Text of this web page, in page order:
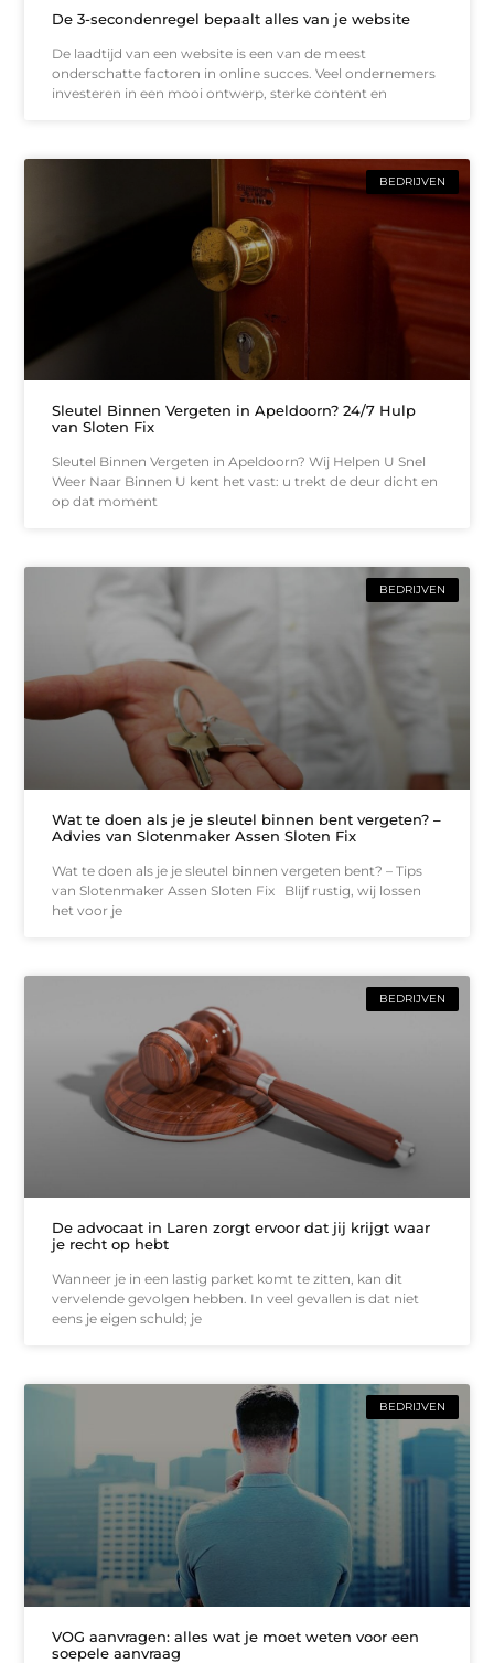
De 3-secondenregel bepaalt alles van je website
De laadtijd van een website is een van de meest
onderschatte factoren in online succes. Veel ondernemers
investeren in een mooi ontwerp, sterke content en
BEDRIJVEN
Sleutel Binnen Vergeten in Apeldoorn? 24/7 Hulp
van Sloten Fix
Sleutel Binnen Vergeten in Apeldoorn? Wij Helpen U Snel
Weer Naar Binnen U kent het vast: u trekt de deur dicht en
op dat moment
BEDRIJVEN
Wat te doen als je je sleutel binnen bent vergeten? –
Advies van Slotenmaker Assen Sloten Fix
Wat te doen als je je sleutel binnen vergeten bent? – Tips
van Slotenmaker Assen Sloten Fix Blijf rustig, wij lossen
het voor je
BEDRIJVEN
De advocaat in Laren zorgt ervoor dat jij krijgt waar
je recht op hebt
Wanneer je in een lastig parket komt te zitten, kan dit
vervelende gevolgen hebben. In veel gevallen is dat niet
eens je eigen schuld; je
BEDRIJVEN
VOG aanvragen: alles wat je moet weten voor een
soepele aanvraag